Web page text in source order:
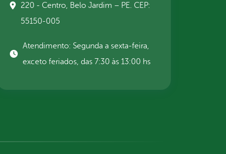
220 - Centro, Belo Jardim – PE. CEP:
55150-005
Atendimento: Segunda a sexta-feira,
exceto feriados, das 7:30 às 13:00 hs